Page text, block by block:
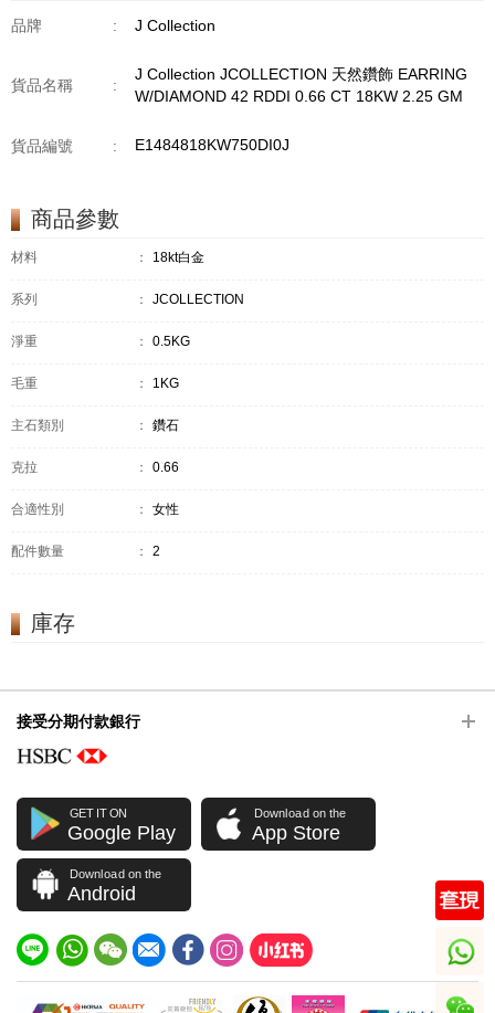
品牌 : J Collection
貨品名稱 :
J Collection JCOLLECTION 天然鑽飾 EARRING
W/DIAMOND 42 RDDI 0.66 CT 18KW 2.25 GM
貨品編號 : E1484818KW750DI0J
商品參數
材料 ： 18kt白金
系列 ： JCOLLECTION
淨重 ： 0.5KG
毛重 ： 1KG
主石類別 ： 鑽石
克拉 ： 0.66
合適性別 ： 女性
配件數量 ： 2
庫存
接受分期付款銀行
GET IT ON
Google Play
Download on the
App Store
Download on the
Android
whatsapp